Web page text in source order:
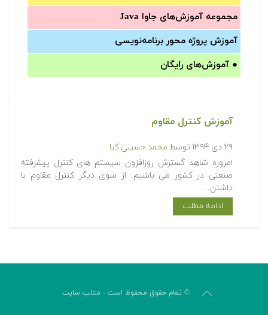
مجموعه آموزش‌های جاوا Java
آموزش‌ پروژه محور برنامه‌نویسی
● آموزش‌های رایگان
آموزش کنترل مقاوم
۲۹ دی ۱۳۹۴ توسط محمد حسینی کیا
امروزه شاهد گسترش روزافزون سیستم های کنترل پیشرفته
صنعتی در کشور می باشیم. از سوی دیگر کنترل مقاوم با
داشتن…
ادامه مطلب
© تمام حقوق محفوظ است - متلب سایت